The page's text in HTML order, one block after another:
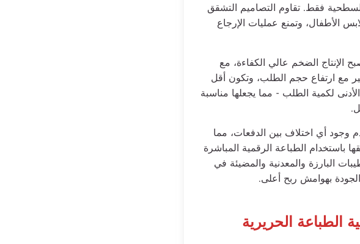
فقط. تقاوم التصاميم التشقق
الأطفال، وتمنع عمليات الإرجاع
الإنتاج الضخم عالي الكفاءة، مع
مع ارتفاع حجم الطلب، وتكون أقل
لكمية الطلب - مما يجعلها مناسبة
وجود أي اختلاف بين الدفعات، مما
باستخدام الطباعة الرقمية المباشرة
البارزة والمعدنية والمضيئة في
الجودة بهوامش ربح أعلى.
الطباعة الحريرية